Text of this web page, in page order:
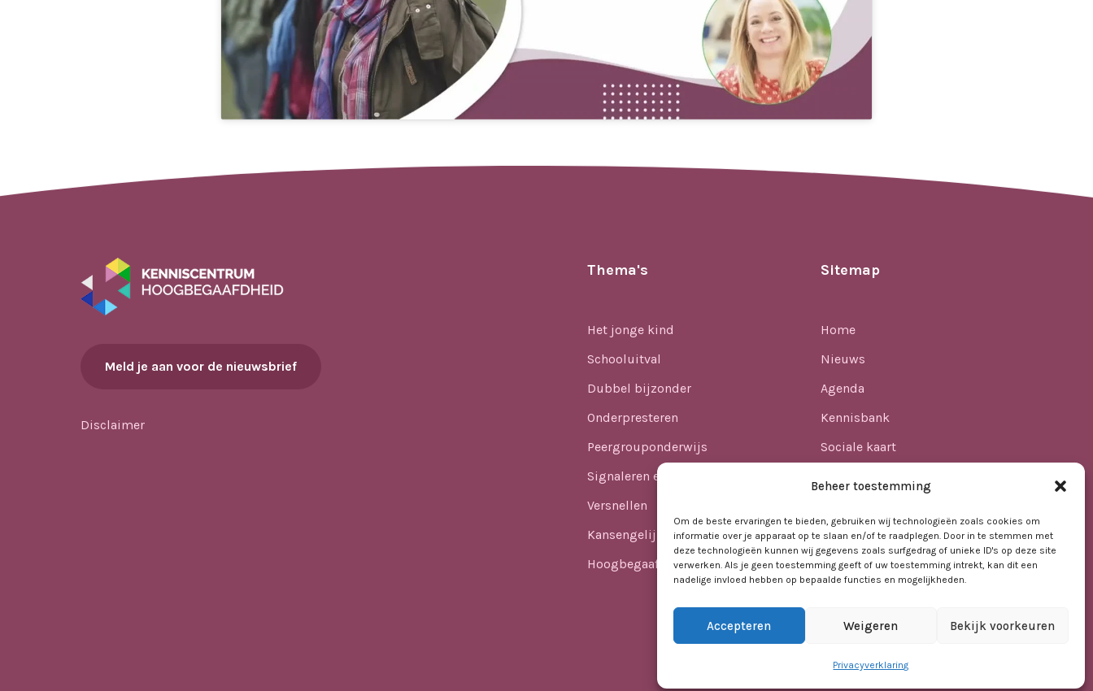
Beheer toestemming
Om de beste ervaringen te bieden, gebruiken wij technologieën zoals cookies om
informatie over je apparaat op te slaan en/of te raadplegen. Door in te stemmen met
deze technologieën kunnen wij gegevens zoals surfgedrag of unieke ID's op deze site
verwerken. Als je geen toestemming geeft of uw toestemming intrekt, kan dit een
nadelige invloed hebben op bepaalde functies en mogelijkheden.
Accepteren Weigeren Bekijk voorkeuren
Privacyverklaring
Meld je aan voor de nieuwsbrief
Disclaimer
Thema's
Het jonge kind
Schooluitval
Dubbel bijzonder
Onderpresteren
Peergrouponderwijs
Signaleren en identificeren
Versnellen
Kansengelijkheid
Hoogbegaafdheid in het VO
Sitemap
Home
Nieuws
Agenda
Kennisbank
Sociale kaart